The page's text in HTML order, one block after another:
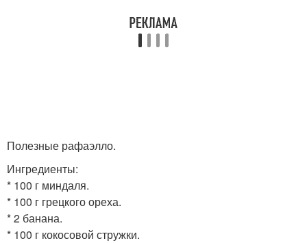
Полезные рафаэлло.
Ингредиенты:
* 100 г миндаля.
* 100 г грецкого ореха.
* 2 банана.
* 100 г кокосовой стружки.